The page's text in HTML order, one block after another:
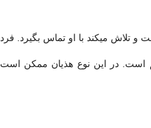
تلاش میکند با او تماس بگیرد. فرد
در این نوع هذیان ممکن است